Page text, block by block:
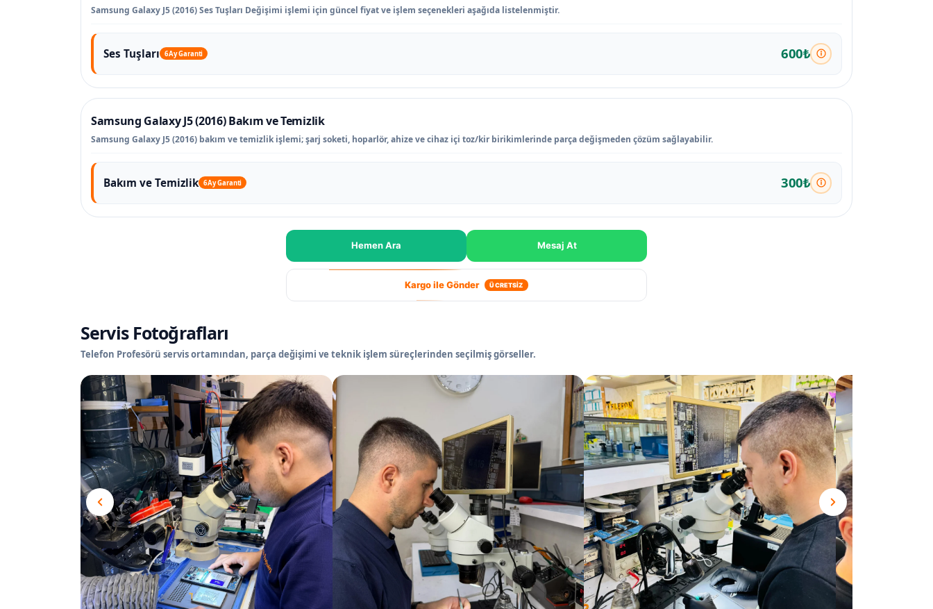
Samsung Galaxy J5 (2016) Ses Tuşları Değişimi işlemi için güncel fiyat ve işlem seçenekleri aşağıda listelenmiştir.
Ses Tuşları 6 Ay Garanti 600₺
Samsung Galaxy J5 (2016) Bakım ve Temizlik
Samsung Galaxy J5 (2016) bakım ve temizlik işlemi; şarj soketi, hoparlör, ahize ve cihaz içi toz/kir birikimlerinde parça değişmeden çözüm sağlayabilir.
Bakım ve Temizlik 6 Ay Garanti 300₺
Hemen Ara Mesaj At
Kargo ile Gönder ÜCRETSİZ
Servis Fotoğrafları
Telefon Profesörü servis ortamından, parça değişimi ve teknik işlem süreçlerinden seçilmiş görseller.